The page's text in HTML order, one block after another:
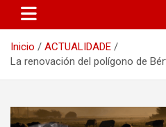
Inicio
ACTUALIDADE
La renovación del polígono de